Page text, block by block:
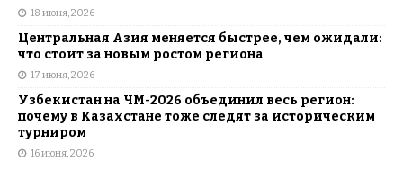
18 июня, 2026
Центральная Азия меняется быстрее, чем ожидали:
что стоит за новым ростом региона
17 июня, 2026
Узбекистан на ЧМ-2026 объединил весь регион:
почему в Казахстане тоже следят за историческим
турниром
16 июня, 2026